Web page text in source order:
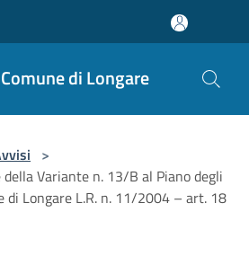
Comune di Longare
>
della Variante n. 13/B al Piano degli
di Longare L.R. n. 11/2004 – art. 18